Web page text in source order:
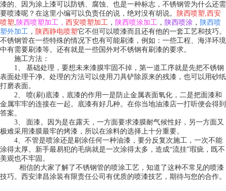
漆的、因为涂上漆可以防锈、腐蚀、也是一种标志，不锈钢管为什么还需
要喷漆呢？在这里小编可以负责任的说，绝对没有胡说。
陕西喷塑,西安
喷塑, 陕西喷塑加工 ， 西安喷塑加工 ， 陕西喷涂加工 ， 陕西喷涂 ， 陕西喷
塑外加工 ， 陕西静电喷塑它不但可以喷漆而且还有他的一套工艺和技巧。
不锈钢管在一些特殊的情况下也有可能刷漆，例如：一些工程、海洋环境
中有需要刷漆等。还有就是一些国外对不锈钢有刷漆的要求。
施工方法：
1、 基础处理，要想未来漆膜牢固不掉，第一道工序就是先把不锈钢
表面处理干净。处理的方法可以使用刀具铲除原来的残漆，也可以用砂纸
打磨表面。
2、 喷(刷)底漆，底漆的作用一是防止金属表面氧化，二是把面漆和
金属牢牢的连接在一起。底漆有好几种。在你当地油漆店一打听便会得到
答案。
3、 面漆。因为是在露天，一方面要求漆膜耐气候性好，另一方面又
极难采用漆膜最牢的烤漆，所以在涂料的选择上十分重要。
4、不管是喷涂还是刷涂任何一种油漆，要分反复次施工，一次不能
涂得太厚。新手最易犯的毛病就是一次涂得太多，造成“流挂”瑕疵，既不
美观也不牢固。
相信的大家了解了不锈钢管的喷涂工艺，知道了这种不常见的喷漆
技巧。西安津昌涂装有限责任公司有优质的喷漆技艺，期待与您的合作。